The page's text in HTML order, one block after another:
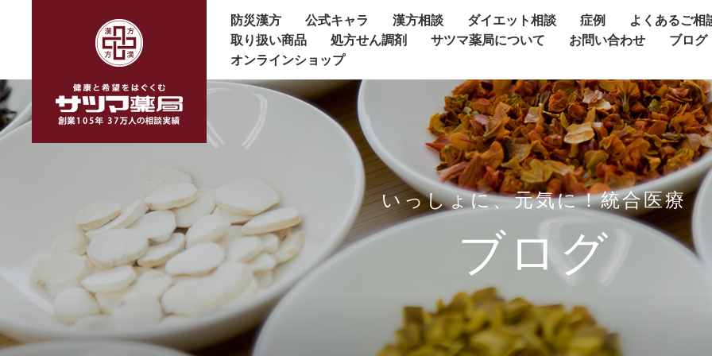
防災漢方 公式キャラ 漢方相談 ダイエット相談 症例
よくあるご相
取り扱い商品
処方せん調剤 サツマ薬局について お問い合わせ
ブログ
オンラインショップ
いっしょに、元気に！統合医療
ブログ